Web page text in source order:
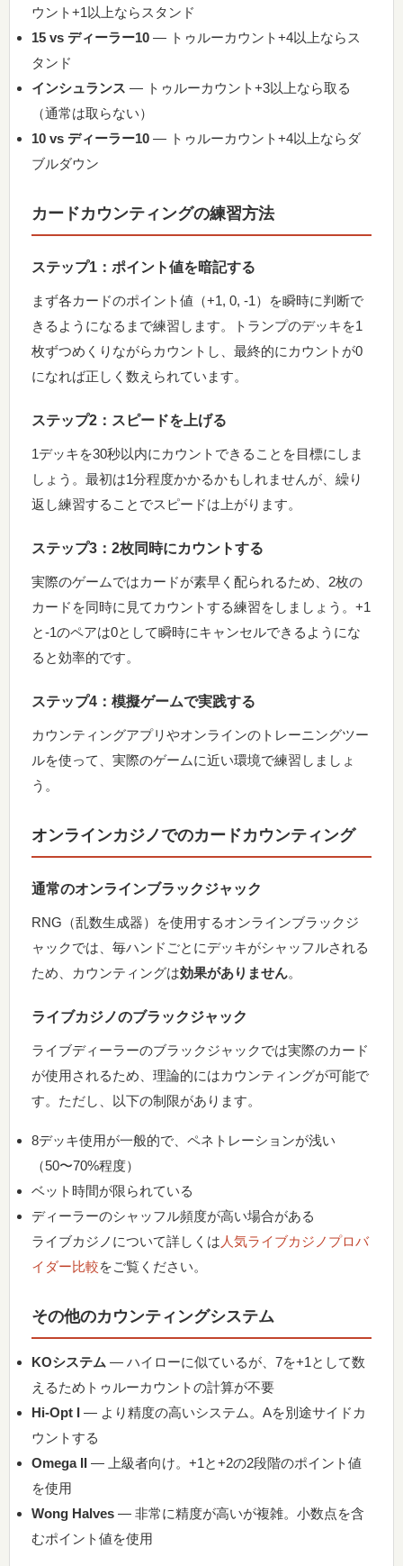
ウント+1以上ならスタンド
15 vs ディーラー10 — トゥルーカウント+4以上ならス
タンド
インシュランス — トゥルーカウント+3以上なら取る
（通常は取らない）
10 vs ディーラー10 — トゥルーカウント+4以上ならダ
ブルダウン
カードカウンティングの練習方法
ステップ1：ポイント値を暗記する
まず各カードのポイント値（+1, 0, -1）を瞬時に判断で
きるようになるまで練習します。トランプのデッキを1
枚ずつめくりながらカウントし、最終的にカウントが0
になれば正しく数えられています。
ステップ2：スピードを上げる
1デッキを30秒以内にカウントできることを目標にしま
しょう。最初は1分程度かかるかもしれませんが、繰り
返し練習することでスピードは上がります。
ステップ3：2枚同時にカウントする
実際のゲームではカードが素早く配られるため、2枚の
カードを同時に見てカウントする練習をしましょう。+1
と-1のペアは0として瞬時にキャンセルできるようにな
ると効率的です。
ステップ4：模擬ゲームで実践する
カウンティングアプリやオンラインのトレーニングツー
ルを使って、実際のゲームに近い環境で練習しましょ
う。
オンラインカジノでのカードカウンティング
通常のオンラインブラックジャック
RNG（乱数生成器）を使用するオンラインブラックジ
ャックでは、毎ハンドごとにデッキがシャッフルされる
ため、カウンティングは効果がありません。
ライブカジノのブラックジャック
ライブディーラーのブラックジャックでは実際のカード
が使用されるため、理論的にはカウンティングが可能で
す。ただし、以下の制限があります。
8デッキ使用が一般的で、ペネトレーションが浅い
（50〜70%程度）
ベット時間が限られている
ディーラーのシャッフル頻度が高い場合がある
ライブカジノについて詳しくは 人気ライブカジノプロバ
イダー比較をご覧ください。
その他のカウンティングシステム
KOシステム — ハイローに似ているが、7を+1として数
えるためトゥルーカウントの計算が不要
Hi-Opt I — より精度の高いシステム。Aを別途サイドカ
ウントする
Omega II — 上級者向け。+1と+2の2段階のポイント値
を使用
Wong Halves — 非常に精度が高いが複雑。小数点を含
むポイント値を使用